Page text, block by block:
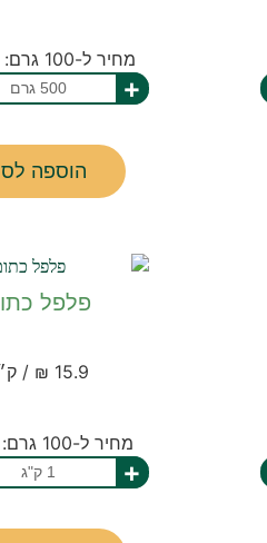
מחיר ל-100 גרם: 2.49 ₪
+
הוספה
פלפל
15.9 ₪ / ק״ג
מחיר ל-100 גרם: 1.59 ₪
+